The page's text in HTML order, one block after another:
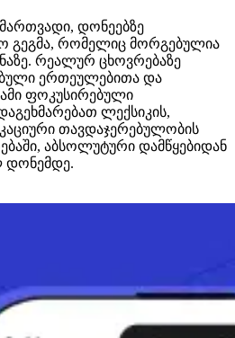
მართვადი, დონეებზე
გეგმა, რომელიც მორგებულია
რეალურ ცხოვრებაზე
ერთეულებითა და
ფოკუსირებული
ლექსიკის,
თავდაჯერებულობის
აბსოლუტური დამწყებიდან
დონემდე.